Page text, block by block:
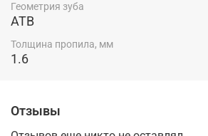
Геометрия зуба
ATB
Толщина пропила, мм
1.6
Отзывы